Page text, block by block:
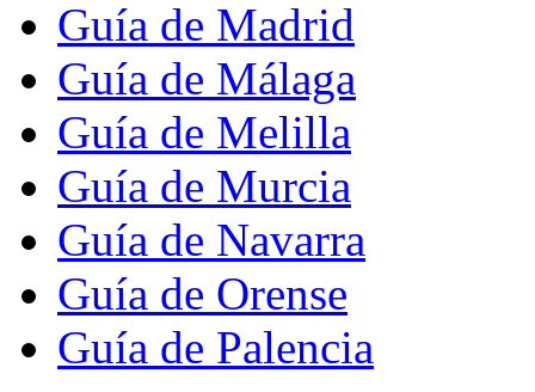
Guía de Madrid
Guía de Málaga
Guía de Melilla
Guía de Murcia
Guía de Navarra
Guía de Orense
Guía de Palencia